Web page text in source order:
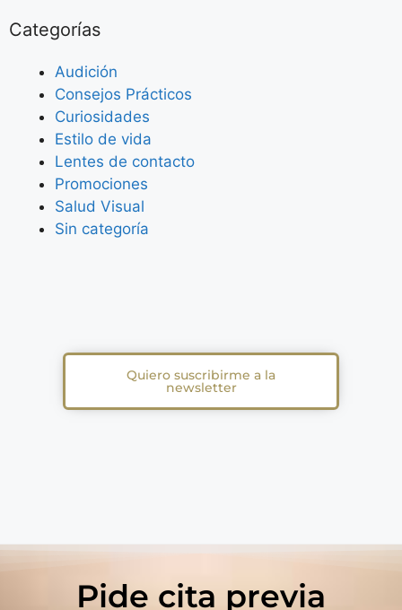
Categorías
Audición
Consejos Prácticos
Curiosidades
Estilo de vida
Lentes de contacto
Promociones
Salud Visual
Sin categoría
Quiero suscribirme a la
newsletter
Pide cita previa